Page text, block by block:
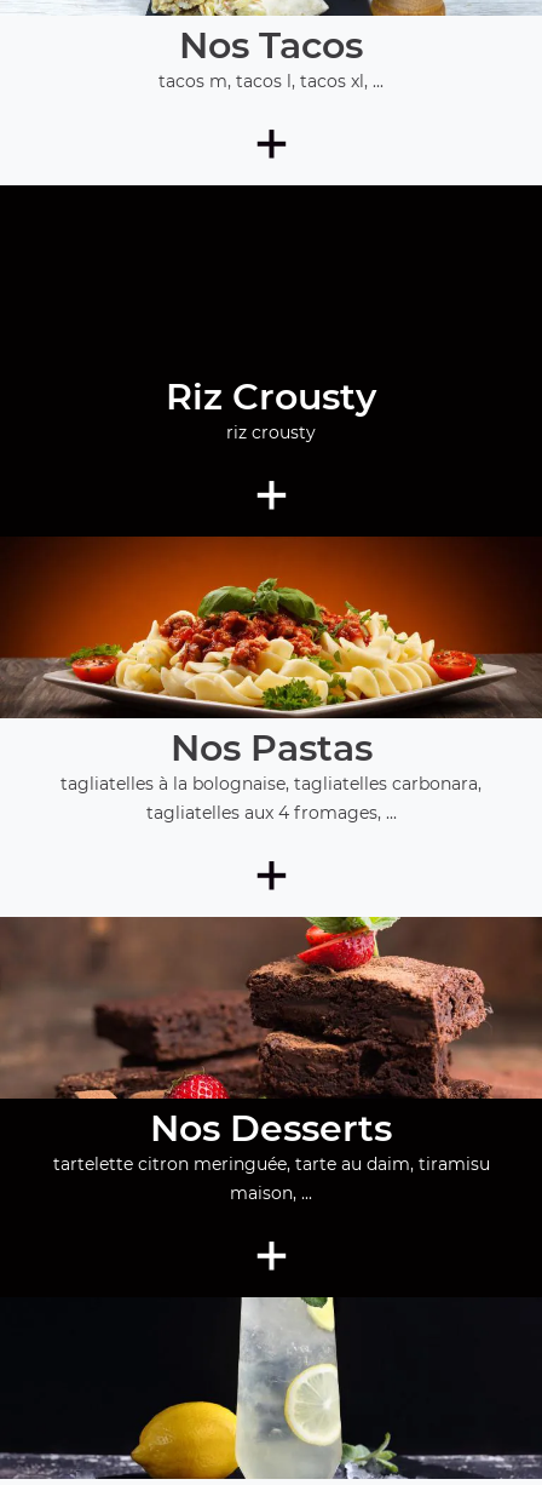
Nos Tacos
tacos m, tacos l, tacos xl, ...
+
Riz Crousty
riz crousty
+
Nos Pastas
tagliatelles à la bolognaise, tagliatelles carbonara,
tagliatelles aux 4 fromages, ...
+
Nos Desserts
tartelette citron meringuée, tarte au daim, tiramisu
maison, ...
+